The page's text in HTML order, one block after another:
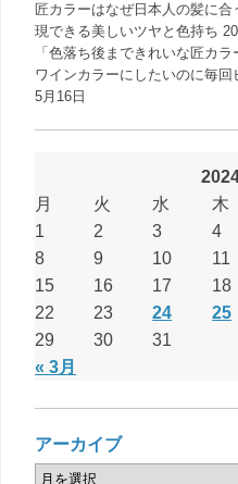
匠カラーはなぜ日本人の髪に
現できる美しいツヤと色持ち
「色落ち後まできれいな匠カラ
ワインカラーにしたいのに毎
5月16日
月
火 水 木
« 3月
1 2 3 4
8
9 10 11
15
16 17 18
22
23 24 25
29
30 31
アーカイブ